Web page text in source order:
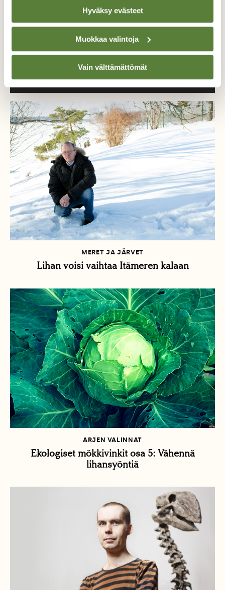
Hyväksy evästeet
Muokkaa valintoja
Vain välttämättömät
Tilaa nyt!
Lisää aiheesta
MERET JA JÄRVET
Lihan voisi vaihtaa Itämeren kalaan
ARJEN VALINNAT
Ekologiset mökkivinkit osa 5: Vähennä
lihansyöntiä